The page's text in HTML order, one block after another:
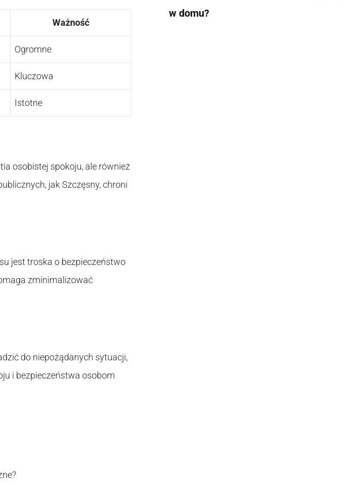
Ważność
Ogromne
Kluczowa
Istotne
osobistej spokoju, ale również
jak Szczęsny, chroni
jest troska o bezpieczeństwo
zminimalizować
do niepożądanych sytuacji,
i bezpieczeństwa osobom
w domu?